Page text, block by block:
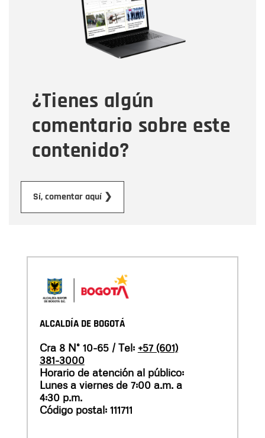
¿Tienes algún
comentario sobre este
contenido?
Sí, comentar aquí ❯
Correo electrónico
Tipo de comentario
Mensaje
ALCALDÍA DE BOGOTÁ
Cra 8 N° 10-65 / Tel: +57 (601)
381-3000
Horario de atención al público:
Lunes a viernes de 7:00 a.m. a
4:30 p.m.
Código postal: 111711